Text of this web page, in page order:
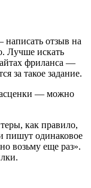
написать отзыв на
Лучше искать
фриланса —
за такое задание.
— можно
как правило,
пишут одинаковое
возьму еще раз».